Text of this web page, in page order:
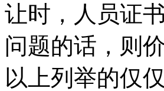
让时，人员证
问题的话，则
以上列举的仅